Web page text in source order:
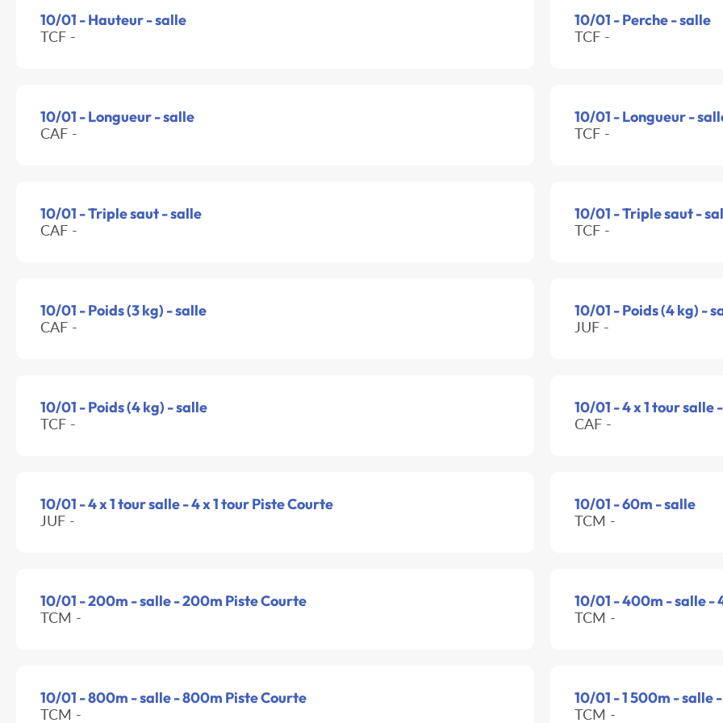
10/01 - Hauteur - salle
TCF -
10/01 - Perche - salle
TCF -
10/01 - Longueur - salle
CAF -
10/01 - Longueur -
TCF -
10/01 - Triple saut - salle
CAF -
10/01 - Triple saut -
TCF -
10/01 - Poids (3 kg) - salle
CAF -
10/01 - Poids (4 kg) -
JUF -
10/01 - Poids (4 kg) - salle
TCF -
10/01 - 4 x 1 tour salle
CAF -
10/01 - 4 x 1 tour salle - 4 x 1 tour Piste Courte
JUF -
10/01 - 60m - salle
TCM -
10/01 - 200m - salle - 200m Piste Courte
TCM -
10/01 - 400m - salle -
TCM -
10/01 - 800m - salle - 800m Piste Courte
TCM -
10/01 - 1 500m - salle
TCM -